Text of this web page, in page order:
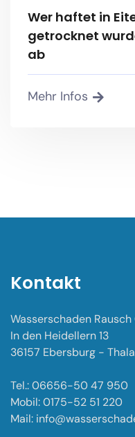
Wer haftet in
getrocknet
ab
Mehr Infos
Kontakt
Wasserschaden Rausch
In den Heidellern 13
36157 Ebersburg -
Tel.: 06656-50 47 950
Mobil: 0175-52 51 220
Mail: